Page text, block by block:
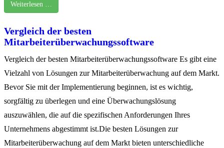
Weiterlesen …
Vergleich der besten
Mitarbeiterüberwachungssoftware
Vergleich der besten Mitarbeiterüberwachungssoftware Es gibt eine
Vielzahl von Lösungen zur Mitarbeiterüberwachung auf dem Markt.
Bevor Sie mit der Implementierung beginnen, ist es wichtig,
sorgfältig zu überlegen und eine Überwachungslösung
auszuwählen, die auf die spezifischen Anforderungen Ihres
Unternehmens abgestimmt ist.Die besten Lösungen zur
Mitarbeiterüberwachung auf dem Markt bieten unterschiedliche